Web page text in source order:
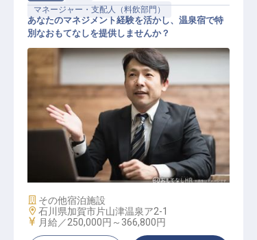
マネージャー・支配人（料飲部門）
ホテル運営職（フロント・レストラ
ン等）〈幹部候補〉
あなたのマネジメント経験を活かし、温泉宿で特
別なおもてなしを提供しませんか？
施設業態
その他宿泊施設
勤務地
石川県加賀市片山津温泉ア2-1
給与
月給／250,000円～ 366,800円